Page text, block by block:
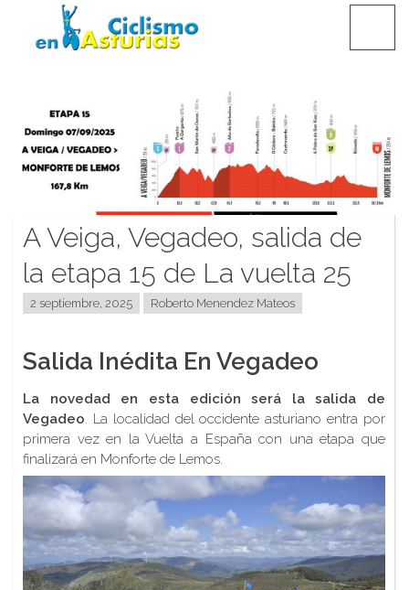
CICLISMO EN ASTURIAS
A Veiga, Vegadeo, salida de
la etapa 15 de La vuelta 25
2 septiembre, 2025 Roberto Menendez Mateos
Salida Inédita En Vegadeo
La novedad en esta edición será la salida de
Vegadeo . La localidad del occidente asturiano entra por
primera vez en la Vuelta a España con una etapa que
finalizará en Monforte de Lemos.